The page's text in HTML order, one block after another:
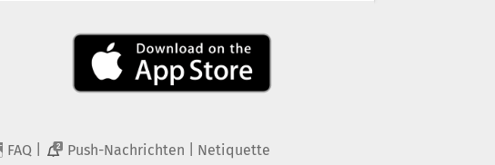
FAQ 2 Push-Nachrichten Netiquette